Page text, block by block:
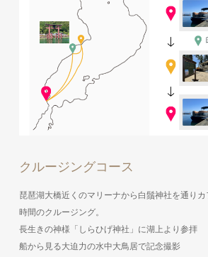
クルージングコース
琵琶湖大橋近くのマリーナから白鬚神社を通り
時間のクルージング。
長生きの神様「しらひげ神社」に湖上より参拝
船から見る大迫力の水中大鳥居で記念撮影